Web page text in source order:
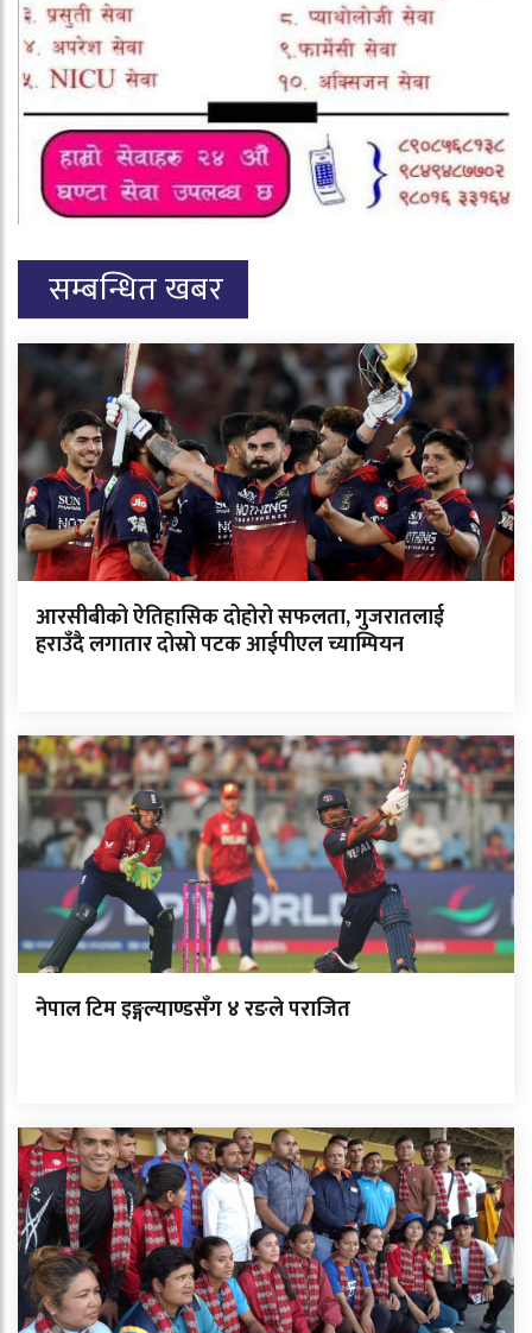
सम्बन्धित खबर
आरसीबीको ऐतिहासिक दोहोरो सफलता, गुजरातलाई
हराउँदै लगातार दोस्रो पटक आईपीएल च्याम्पियन
नेपाल टिम इङ्गल्याण्डसँग ४ रङले पराजित